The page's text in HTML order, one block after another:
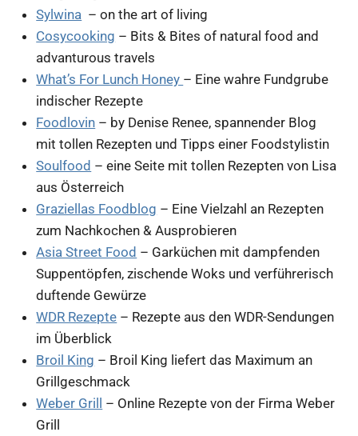
Sylwina – on the art of living
Cosycooking – Bits & Bites of natural food and
advanturous travels
What’s For Lunch Honey – Eine wahre Fundgrube
indischer Rezepte
Foodlovin – by Denise Renee, spannender Blog
mit tollen Rezepten und Tipps einer Foodstylistin
Soulfood – eine Seite mit tollen Rezepten von Lisa
aus Österreich
Graziellas Foodblog – Eine Vielzahl an Rezepten
zum Nachkochen & Ausprobieren
Asia Street Food – Garküchen mit dampfenden
Suppentöpfen, zischende Woks und verführerisch
duftende Gewürze
WDR Rezepte – Rezepte aus den WDR-Sendungen
im Überblick
Broil King – Broil King liefert das Maximum an
Grillgeschmack
Weber Grill – Online Rezepte von der Firma Weber
Grill